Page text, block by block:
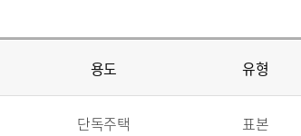
용도 유형
단독주택 표본